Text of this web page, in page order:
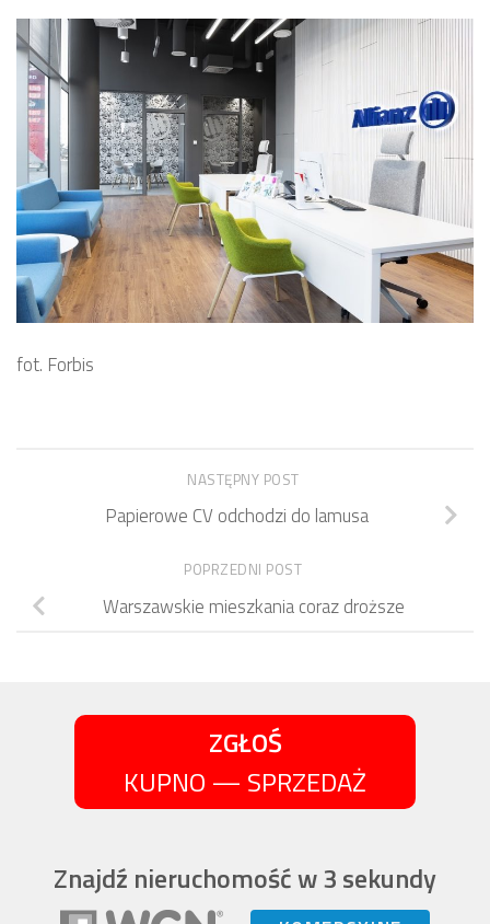
fot. Forbis
NASTĘPNY POST
Papierowe CV odchodzi do lamusa
POPRZEDNI POST
Warszawskie mieszkania coraz droższe
ZGŁOŚ
KUPNO — SPRZEDAŻ
Znajdź nieruchomość w 3 sekundy